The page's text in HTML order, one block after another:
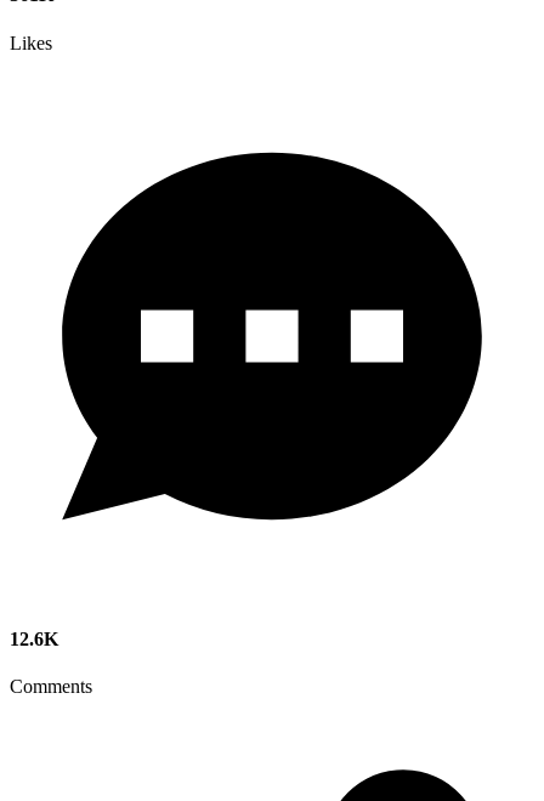
Likes
12.6K
Comments